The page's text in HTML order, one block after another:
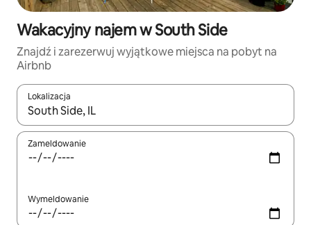
Wakacyjny najem w South Side
Znajdź i zarezerwuj wyjątkowe miejsca na pobyt na
Airbnb
Lokalizacja
Gdy wyniki będą dostępne, możesz poruszać się po nich za
Zameldowanie
Wymeldowanie